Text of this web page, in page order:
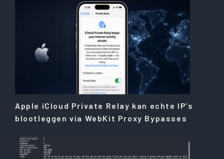
Apple iCloud Private Relay kan echte IP’s
blootleggen via WebKit Proxy Bypasses